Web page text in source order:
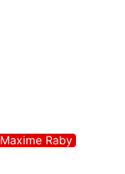
Maxime Raby